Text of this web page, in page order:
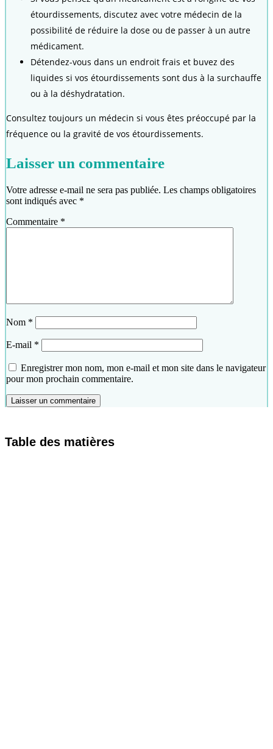
étourdissements, discutez avec votre médecin de la
possibilité de réduire la dose ou de passer à un autre
médicament.
Détendez-vous dans un endroit frais et buvez des
liquides si vos étourdissements sont dus à la surchauffe
ou à la déshydratation.
Consultez toujours un médecin si vous êtes préoccupé par la
fréquence ou la gravité de vos étourdissements.
Laisser un commentaire
Votre adresse e-mail ne sera pas publiée. Les champs obligatoires
sont indiqués avec *
Commentaire *
Nom *
E-mail *
Enregistrer mon nom, mon e-mail et mon site dans le navigateur
pour mon prochain commentaire.
Table des matières